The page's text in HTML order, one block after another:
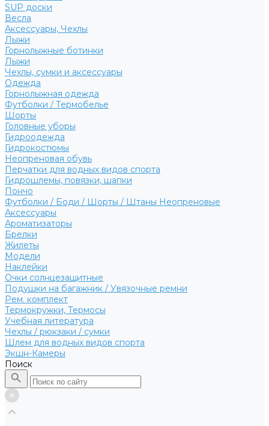
SUP доски
Весла
Аксессуары, Чехлы
Лыжи
Горнолыжные ботинки
Лыжи
Чехлы, сумки и аксессуары
Одежда
Горнолыжная одежда
Футболки / Термобелье
Шорты
Головные уборы
Гидроодежда
Гидрокостюмы
Неопреновая обувь
Перчатки для водных видов спорта
Гидрошлемы, повязки, шапки
Пончо
Футболки / Боди / Шорты / Штаны Неопреновые
Аксессуары
Ароматизаторы
Брелки
Жилеты
Модели
Наклейки
Очки солнцезащитные
Подушки на багажник / Увязочные ремни
Рем. комплект
Термокружки, Термосы
Учебная литература
Чехлы / рюкзаки / сумки
Шлем для водных видов спорта
Экшн-Камеры
Поиск